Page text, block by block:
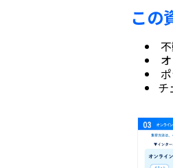
この
チ